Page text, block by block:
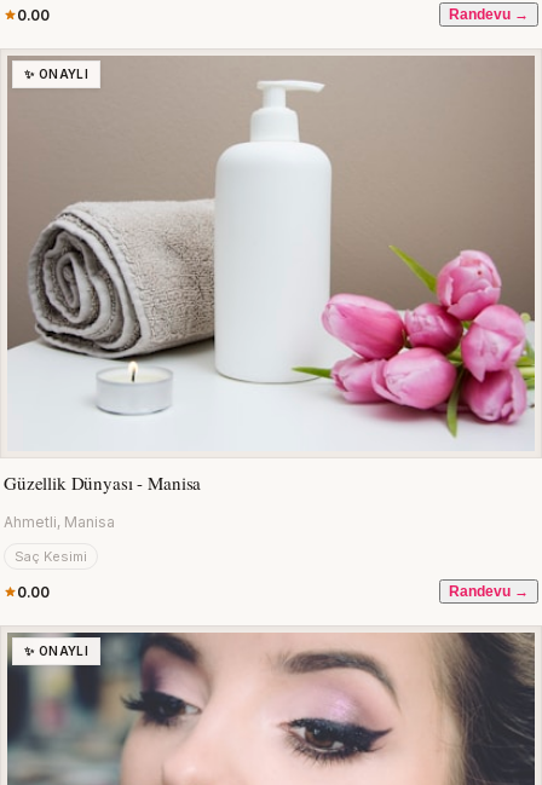
0.00 Randevu →
✨ ONAYLI
Güzellik Dünyası - Manisa
Ahmetli, Manisa
Saç Kesimi
0.00 Randevu →
✨ ONAYLI